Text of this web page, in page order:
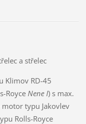
a střelec
RD-45
Royce Nene I) s max.
typu Jakovlev
Rolls-Royce